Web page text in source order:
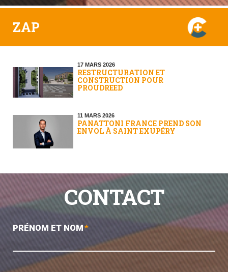
ZAP
17 MARS 2026
RESTRUCTURATION ET
CONSTRUCTION POUR
PROUDREED
11 MARS 2026
PANATTONI FRANCE PREND SON
ENVOL À SAINT EXUPÉRY
CONTACT
PRÉNOM ET NOM*